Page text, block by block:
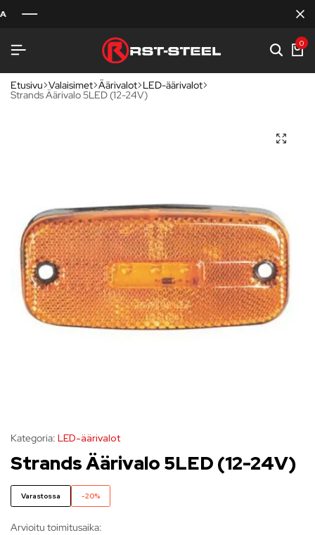
0
Etusivu Valaisimet Äärivalot LED-äärivalot
Strands Äärivalo 5LED (12-24V)
Kategoria: LED-äärivalot
Strands Äärivalo 5LED (12-24V)
Varastossa -20%
Arvioitu toimitusaika: